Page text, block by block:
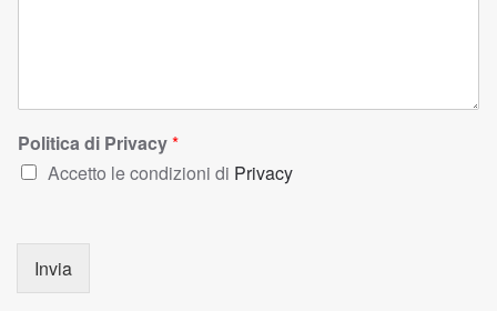
Politica di Privacy*
Accetto le condizioni di Privacy
Invia